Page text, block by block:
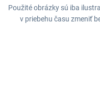
Použité obrázky sú iba
v priebehu času zmeniť